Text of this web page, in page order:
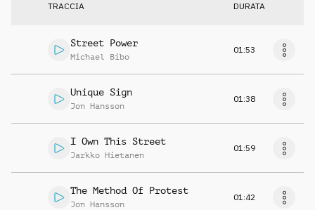
TRACCIA DURATA
Street Power
Michael Bibo
01:53
Unique Sign
Jon Hansson
01:38
I Own This Street
Jarkko Hietanen
01:59
The Method Of Protest
Jon Hansson
01:42